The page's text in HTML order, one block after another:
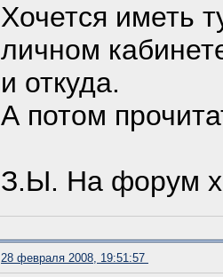
Хочется иметь
личном
и откуда.
А потом
З.Ы. На форум
28 февраля 2008, 19:51:57